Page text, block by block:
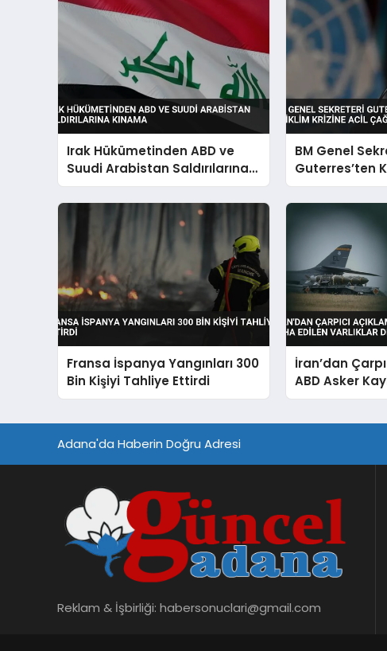
Irak Hükümetinden ABD ve
Suudi Arabistan Saldırılarına
Kınama
BM Genel
Guterres’ten
İklim Krizine
Fransa İspanya Yangınları 300
Bin Kişiyi Tahliye Ettirdi
İran’dan
ABD Asker
Edilen
Adana'da Haberin Doğru Adresi
Reklam & İşbirliği: habersonuclari@gmail.com